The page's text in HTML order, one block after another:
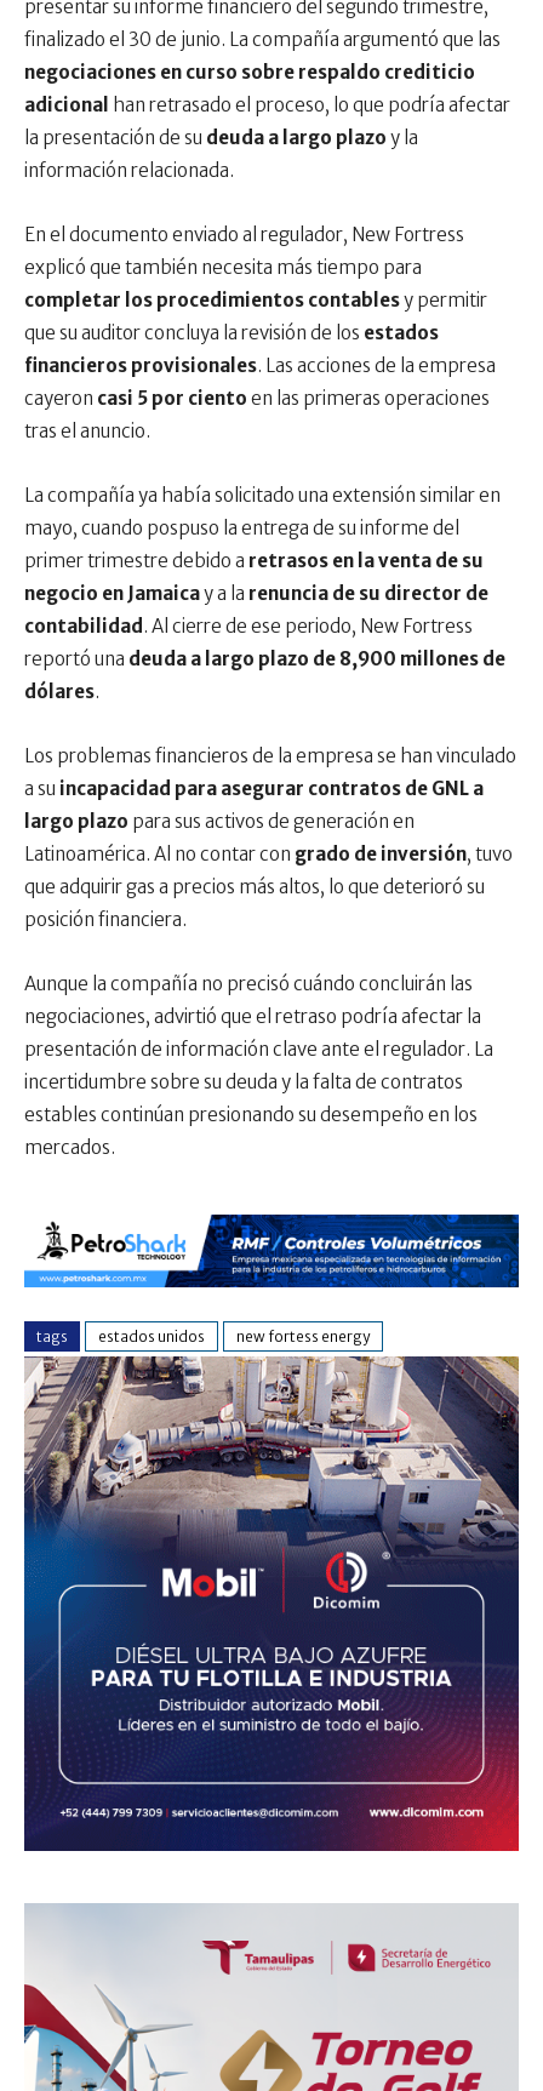
presentar su informe financiero del segundo trimestre,
finalizado el 30 de junio. La compañía argumentó que las
negociaciones en curso sobre respaldo crediticio
adicional han retrasado el proceso, lo que podría afectar
la presentación de su deuda a largo plazo y la
información relacionada.
En el documento enviado al regulador, New Fortress
explicó que también necesita más tiempo para
completar los procedimientos contablesy permitir
que su auditor concluya la revisión de los estados
financieros provisionales. Las acciones de la empresa
cayeron casi 5 por ciento en las primeras operaciones
tras el anuncio.
La compañía ya había solicitado una extensión similar en
mayo, cuando pospuso la entrega de su informe del
primer trimestre debido a retrasos en la venta de su
negocio en Jamaicay a la renuncia de su director de
contabilidad . Al cierre de ese periodo, New Fortress
reportó una deuda a largo plazo de 8,900 millones de
dólares.
Los problemas financieros de la empresa se han vinculado
a su incapacidad para asegurar contratos de GNL a
largo plazo para sus activos de generación en
Latinoamérica. Al no contar con grado de inversión, tuvo
que adquirir gas a precios más altos, lo que deterioró su
posición financiera.
Aunque la compañía no precisó cuándo concluirán las
negociaciones, advirtió que el retraso podría afectar la
presentación de información clave ante el regulador. La
incertidumbre sobre su deuda y la falta de contratos
estables continúan presionando su desempeño en los
mercados.
tags estados unidos new fortess energy